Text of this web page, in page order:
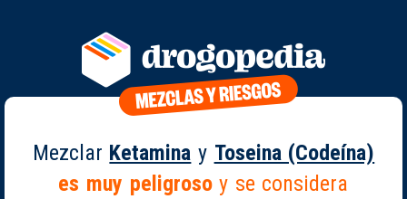
Mezclar Ketamina y Toseina (Codeína)
es muy peligrosoy se considera